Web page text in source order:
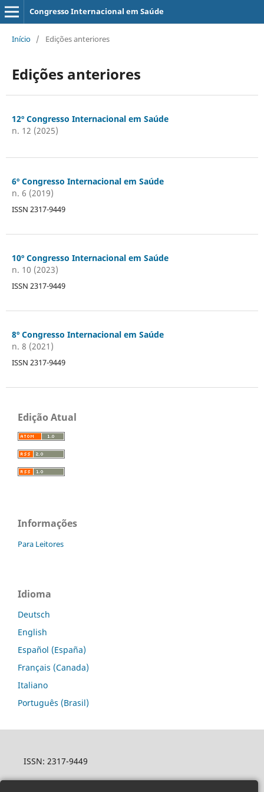
Congresso Internacional em Saúde
Início / Edições anteriores
Edições anteriores
12º Congresso Internacional em Saúde
n. 12 (2025)
6º Congresso Internacional em Saúde
n. 6 (2019)
ISSN 2317-9449
10º Congresso Internacional em Saúde
n. 10 (2023)
ISSN 2317-9449
8º Congresso Internacional em Saúde
n. 8 (2021)
ISSN 2317-9449
Edição Atual
Informações
Para Leitores
Idioma
Deutsch
English
Español (España)
Français (Canada)
Italiano
Português (Brasil)
ISSN: 2317-9449